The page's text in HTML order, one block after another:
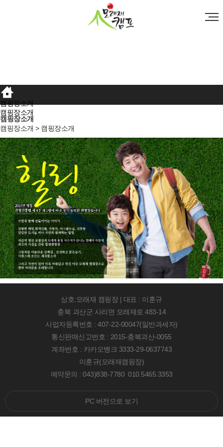
캠핑장소개
캠핑장소개
캠핑장소개
캠핑장소개 > 캠핑장소개
상호:모래재 캠핑장 | 대표 : 이훈규
충북 괴산군 사리면 모래재로 483-14
사업자등록번호 : 407-22-00047(일반과세자)
통신판매신고번호 : 2015-충북괴산-0055
계좌번호 : 카카오뱅크 3333-29-0637743
이훈규(모래재캠핑장)
예약문의 : 043)838-7780 010.5465.3353
PC 버전으로 보기